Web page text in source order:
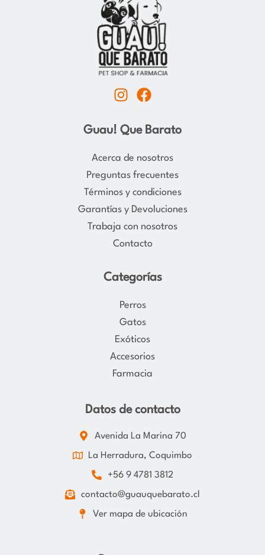
I
s
t
a
r
a
m
F
c
e
b
o
k
Guau! Que Barato
Acerca de nosotros
Preguntas frecuentes
Términos y condiciones
Garantías y Devoluciones
Trabaja con nosotros
Contacto
Categorías
Perros
Gatos
Exóticos
Accesorios
Farmacia
Datos de contacto
Avenida La Marina 70
La Herradura, Coquimbo
+56 9 4781 3812
contacto@guauquebarato.cl
Ver mapa de ubicación